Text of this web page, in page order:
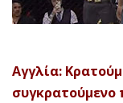
Αγγλία:
συγκρατούμενο